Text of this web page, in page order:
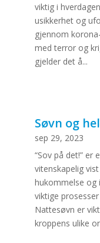
viktig i
usikkerhet og
gjennom
med terror og
gjelder det å...
Søvn og
sep 29, 2023
“Sov på det!” er
vitenskapelig
hukommelse og
viktige
Nattesøvn er
kroppens ulike